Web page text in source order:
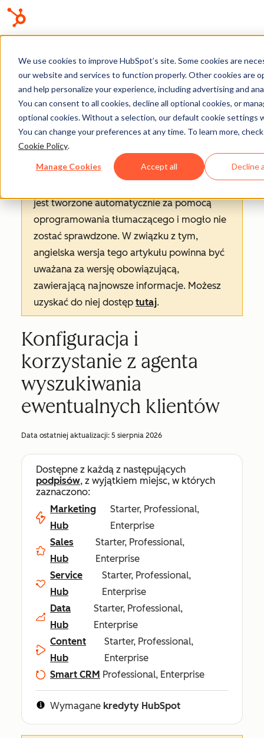
We use cookies to improve HubSpot’s site. Some cookies are
our website and services to function properly. Other cookies are
and help personalize your experience, including advertising and
You can consent to all cookies, decline all optional cookies, or
optional cookies. Without a selection, our default cookie settings
You can change your preferences at any time. To learn more,
Cookie Policy.
Manage Cookies Accept all Decline
Baza wiedzy
Obszar roboczy sprzedaży
Uwaga: Tłumaczenie tego artykułu jest
jest tworzone automatycznie za pomocą
oprogramowania tłumaczącego i mogło nie
zostać sprawdzone. W związku z tym,
angielska wersja tego artykułu powinna być
uważana za wersję obowiązującą,
zawierającą najnowsze informacje. Możesz
uzyskać do niej dostęp tutaj.
Konfiguracja i
korzystanie z agenta
wyszukiwania
ewentualnych klientów
Data ostatniej aktualizacji: 5 sierpnia 2026
Dostępne z każdą z następujących
podpisów, z wyjątkiem miejsc, w których
zaznaczono:
Marketing
Hub
Starter, Professional,
Enterprise
Sales
Hub
Starter, Professional,
Enterprise
Service
Hub
Starter, Professional,
Enterprise
Data
Hub
Starter, Professional,
Enterprise
Content
Hub
Starter, Professional,
Enterprise
Smart CRM Professional, Enterprise
Wymagane kredyty HubSpot